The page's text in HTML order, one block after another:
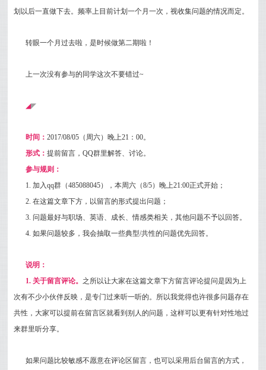
划以后一直做下去。频率上目前计划一个月一次，视收集问题的情况而定。
转眼一个月过去啦，是时候做第二期啦！
上一次没有参与的同学这次不要错过~
◢◤
时间：2017/08/05（周六）晚上21：00。
形式：提前留言，QQ群里解答、讨论。
参与规则：
1. 加入qq群（485088045），本周六（8/5）晚上21:00正式开始；
2. 在这篇文章下方，以留言的形式提出问题；
3. 问题最好与职场、英语、成长、情感类相关，其他问题不予以回答。
4. 如果问题较多，我会抽取一些典型/共性的问题优先回答。
说明：
1. 关于留言评论。 之所以让大家在这篇文章下方留言评论提问是因为上
次有不少小伙伴反映，是专门过来听一听的。所以我觉得也许很多问题存在
共性，大家可以提前在留言区就看到别人的问题，这样可以更有针对性地过
来群里听分享。
如果问题比较敏感不愿意在评论区留言，也可以采用后台留言的方式，